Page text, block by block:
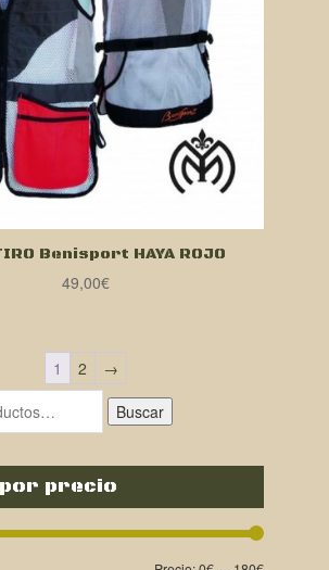
Benisport HAYA ROJO
49,00€
1 2
→
Buscar
precio